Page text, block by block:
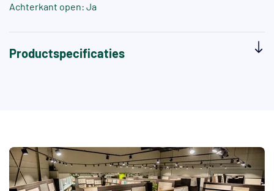
Achterkant open: Ja
Productspecificaties